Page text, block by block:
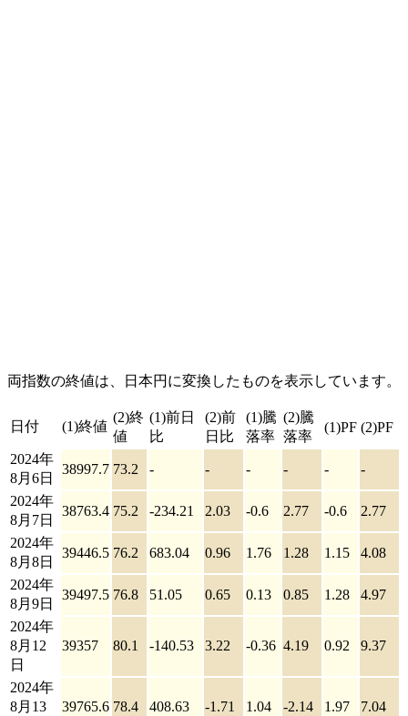
両指数の終値は、日本円に変換したものを表示しています。
日付 (1)終値
(2)終
値
(1)前日
比
(2)前
日比
(1)騰
落率
(2)騰
落率
(1)PF (2)PF
2024年
8月6日
38997.7 73.2 - - - - - -
2024年
8月7日
38763.4 75.2 -234.21 2.03 -0.6 2.77 -0.6 2.77
2024年
8月8日
39446.5 76.2 683.04 0.96 1.76 1.28 1.15 4.08
2024年
8月9日
39497.5 76.8 51.05 0.65 0.13 0.85 1.28 4.97
2024年
8月12
日
39357 80.1 -140.53 3.22 -0.36 4.19 0.92 9.37
2024年
8月13
39765.6 78.4 408.63 -1.71 1.04 -2.14 1.97 7.04